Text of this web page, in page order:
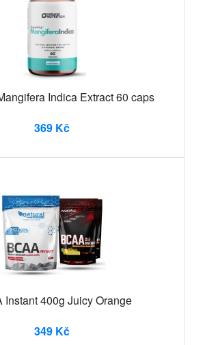
Indica Extract 60 caps
369 Kč
Instant 400g Juicy Orange
349 Kč